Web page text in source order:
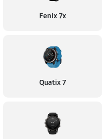
Fenix 7x
Quatix 7